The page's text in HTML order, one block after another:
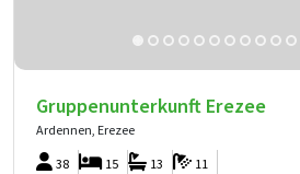
Gruppenunterkunft Erezee
Ardennen, Erezee
38 11
13
15